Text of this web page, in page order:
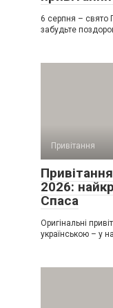
6 серпня – свято
забудьте
Привітання
2026:
Спаса
Оригінальні
українською – у